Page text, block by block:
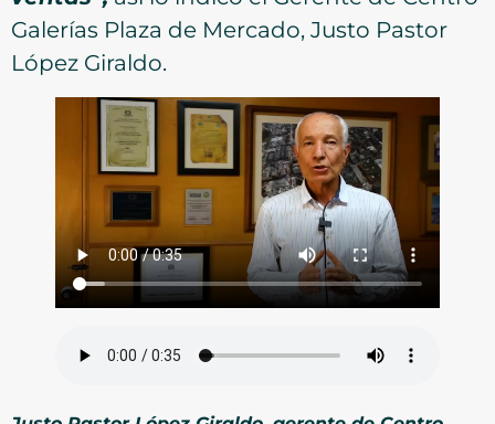
Galerías Plaza de Mercado, Justo Pastor
López Giraldo.